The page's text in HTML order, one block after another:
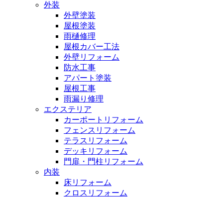
外装
外壁塗装
屋根塗装
雨樋修理
屋根カバー工法
外壁リフォーム
防水工事
アパート塗装
屋根工事
雨漏り修理
エクステリア
カーポートリフォーム
フェンスリフォーム
テラスリフォーム
デッキリフォーム
門扉・門柱リフォーム
内装
床リフォーム
クロスリフォーム